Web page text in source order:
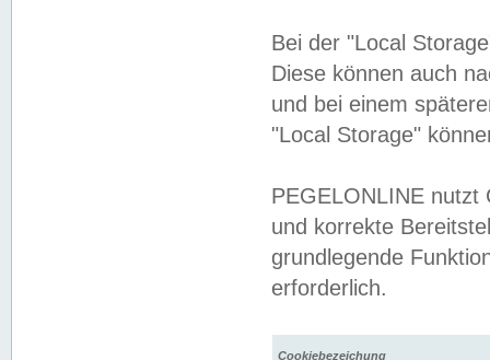
Bei der "Local
Diese können auch
und bei einem
"Local Storage"
PEGELONLINE nutzt
und korrekte
grundlegende
erforderlich.
Cookiebezeichung